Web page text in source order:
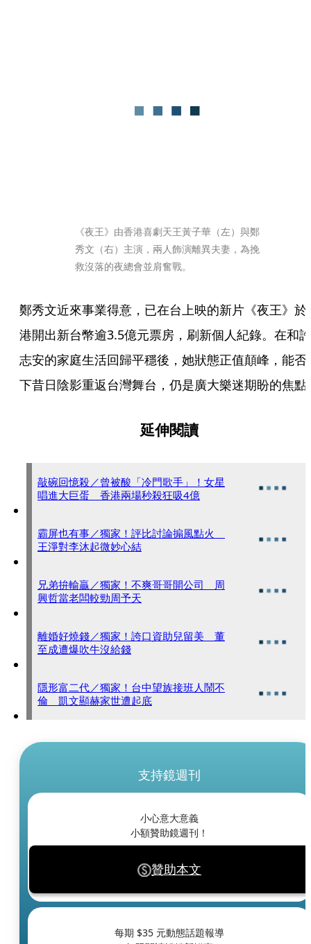
《夜王》由香港喜劇天王黃子華（左）與鄭
秀文（右）主演，兩人飾演離異夫妻，為挽
救沒落的夜總會並肩奮戰。
鄭秀文近來事業得意，已在台上映的新片《夜王》於
港開出新台幣逾3.5億元票房，刷新個人紀錄。在和許
志安的家庭生活回歸平穩後，她狀態正值顛峰，能否
下昔日陰影重返台灣舞台，仍是廣大樂迷期盼的焦點
延伸閱讀
敲碗回憶殺／曾被酸「冷門歌手」！女星
唱進大巨蛋 香港兩場秒殺狂吸4億
霸屏也有事／獨家！評比討論搧風點火
王淨對李沐起微妙心結
兄弟拚輸贏／獨家！不爽哥哥開公司 周
興哲當老闆較勁周予天
離婚好燒錢／獨家！誇口資助兒留美 董
至成遭爆吹牛沒給錢
隱形富二代／獨家！台中望族接班人鬧不
倫 凱文顯赫家世遭起底
支持鏡週刊
小心意大意義
小額贊助鏡週刊！
贊助本文
每期 $35 元動態話題報導